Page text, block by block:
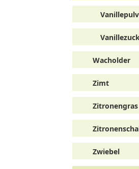
Wacholder
Zimt
Zitronengras
Zwiebel